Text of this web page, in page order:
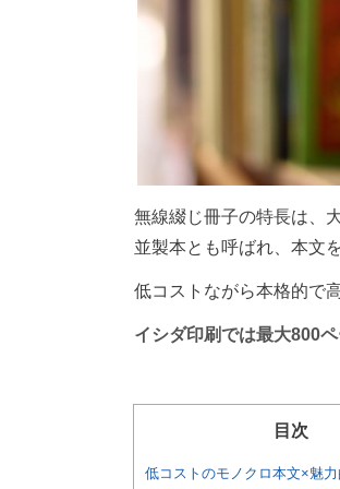
無線綴じ冊子の特長は、
並製本とも呼ばれ、本文
低コストながら本格的で
イシダ印刷では最大800
目次
低コストのモノクロ本文×魅